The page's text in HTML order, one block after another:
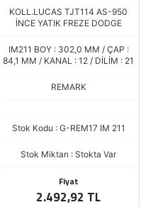
KOLL.LUCAS TJT114 AS-950
İNCE YATIK FREZE DODGE
IM211 BOY : 302,0 MM / ÇAP :
84,1 MM / KANAL : 12 / DİLİM : 21
REMARK
Stok Kodu : G-REM17 IM 211
Stok Miktarı : Stokta Var
Fiyat
2.492,92 TL